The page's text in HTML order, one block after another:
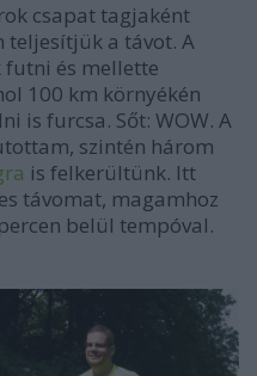
csapat tagjaként
teljesítjük a távot. A
futni és mellette
100 km környékén
is furcsa. Sőt: WOW. A
szintén három
is felkerültünk. Itt
távomat, magamhoz
belül tempóval.